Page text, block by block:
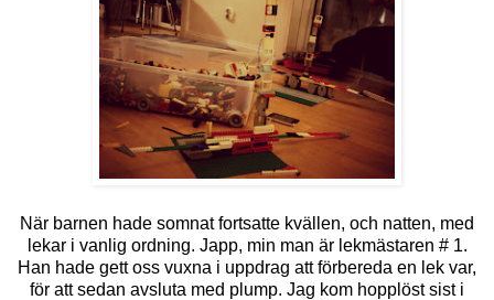
När barnen hade somnat fortsatte kvällen, och natten, med
lekar i vanlig ordning. Japp, min man är lekmästaren # 1.
Han hade gett oss vuxna i uppdrag att förbereda en lek var,
för att sedan avsluta med plump. Jag kom hopplöst sist i